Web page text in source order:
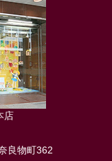
店
良物町362